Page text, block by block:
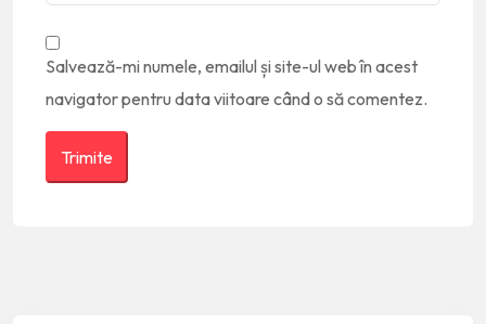
Salvează-mi numele, emailul și site-ul web în acest
navigator pentru data viitoare când o să comentez.